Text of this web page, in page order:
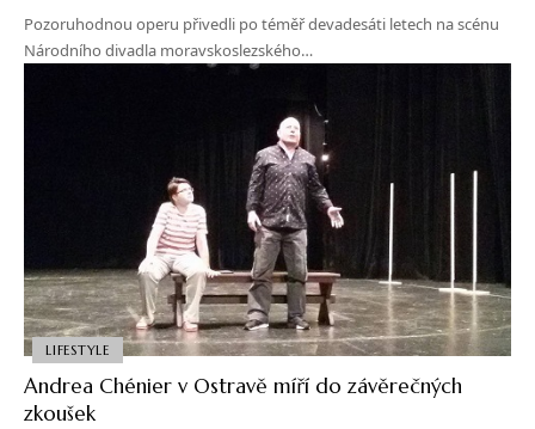
Pozoruhodnou operu přivedli po téměř devadesáti letech na scénu
Národního divadla moravskoslezského…
LIFESTYLE
Andrea Chénier v Ostravě míří do závěrečných
zkoušek